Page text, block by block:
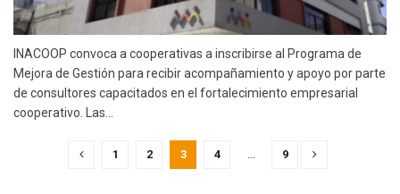
INACOOP convoca a cooperativas a inscribirse al Programa de
Mejora de Gestión para recibir acompañamiento y apoyo por parte
de consultores capacitados en el fortalecimiento empresarial
cooperativo. Las...
1 2 3 4 … 9